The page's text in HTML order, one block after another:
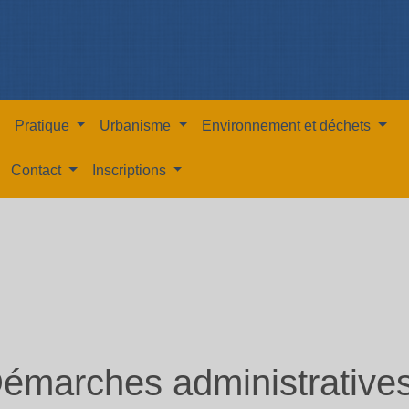
Pratique Urbanisme Environnement et déchets
Contact Inscriptions